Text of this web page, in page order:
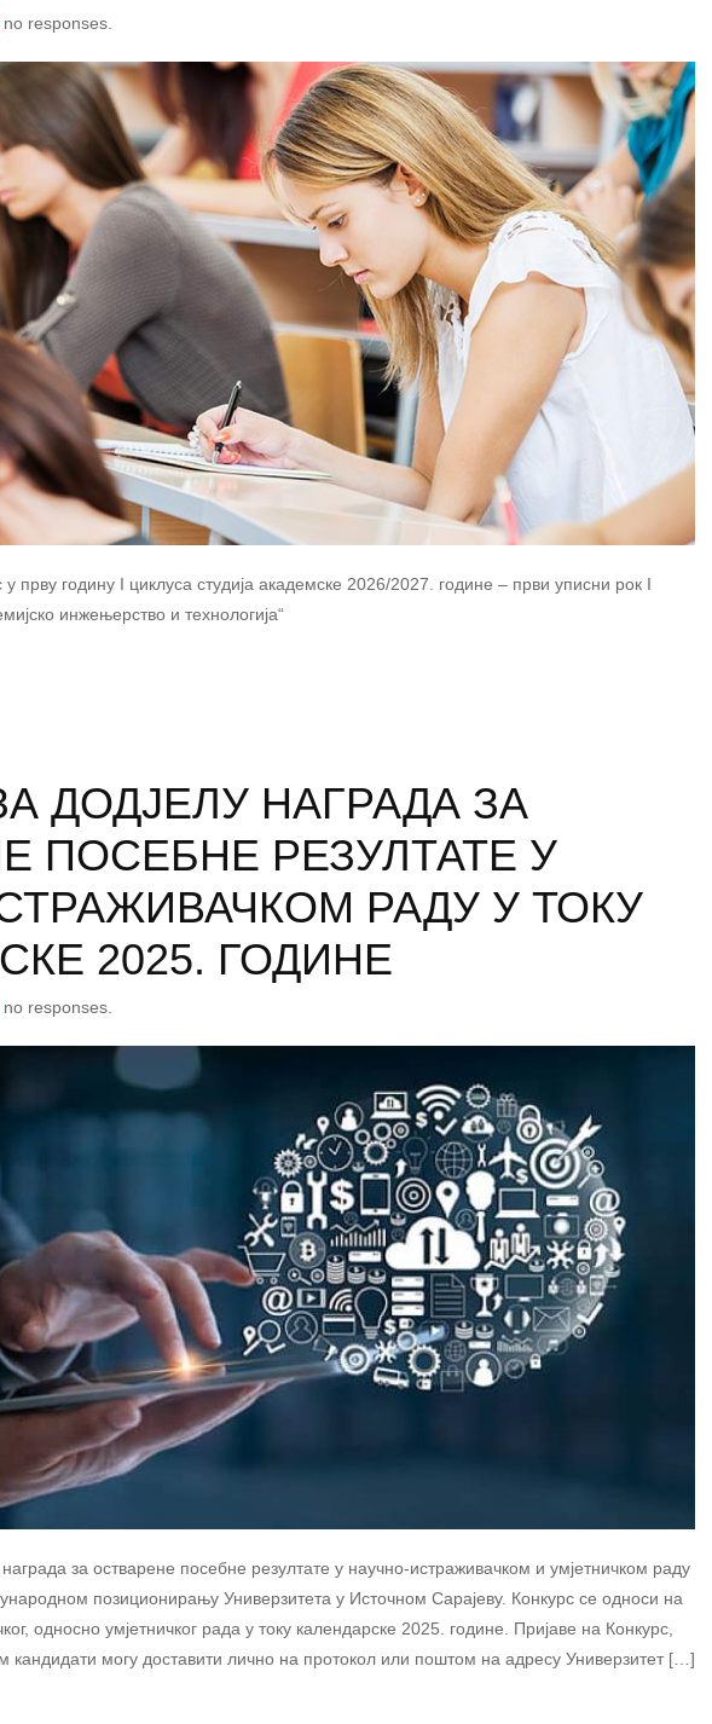
no responses.
у прву годину I циклуса студија академске 2026/2027. године – први уписни рок I
инжењерство и технологија“
ДОДЈЕЛУ НАГРАДА ЗА
ПОСЕБНЕ РЕЗУЛТАТЕ У
РАДУ У ТОКУ
2025. ГОДИНЕ
no responses.
за остварене посебне резултате у научно-истраживачком и умјетничком раду
позиционирању Универзитета у Источном Сарајеву. Конкурс се односи на
односно умјетничког рада у току календарске 2025. године. Пријаве на Конкурс,
кандидати могу доставити лично на протокол или поштом на адресу Универзитет […]